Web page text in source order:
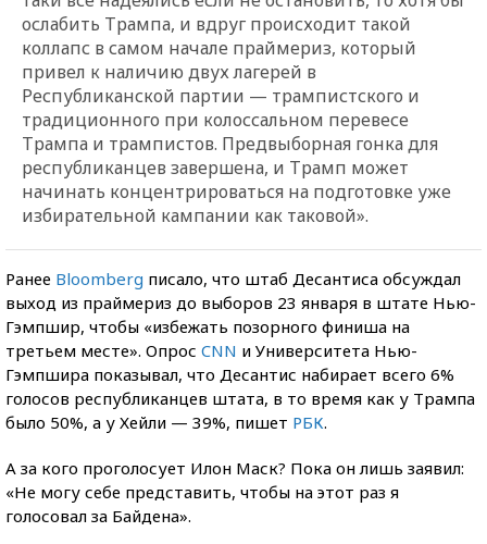
ослабить Трампа, и вдруг происходит такой
коллапс в самом начале праймериз, который
привел к наличию двух лагерей в
Республиканской партии — трампистского и
традиционного при колоссальном перевесе
Трампа и трампистов. Предвыборная гонка для
республиканцев завершена, и Трамп может
начинать концентрироваться на подготовке уже
избирательной кампании как таковой».
Ранее Bloomberg писало, что штаб Десантиса обсуждал
выход из праймериз до выборов 23 января в штате Нью-
Гэмпшир, чтобы «избежать позорного финиша на
третьем месте». Опрос CNN и Университета Нью-
Гэмпшира показывал, что Десантис набирает всего 6%
голосов республиканцев штата, в то время как у Трампа
было 50%, а у Хейли — 39%, пишет РБК.
А за кого проголосует Илон Маск? Пока он лишь заявил:
«Не могу себе представить, чтобы на этот раз я
голосовал за Байдена».